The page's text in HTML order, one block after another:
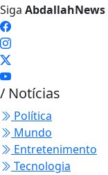
Siga AbdallahNews
/ Notícias
Política
Mundo
Entretenimento
Tecnologia